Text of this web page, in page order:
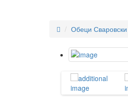
Обеци